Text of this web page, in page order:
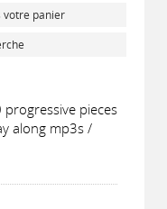
votre panier
pieces
along mp3s /